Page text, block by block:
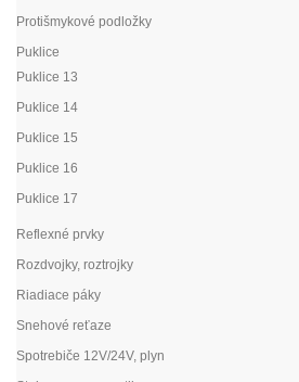
Protišmykové podložky
Puklice
Puklice 13
Puklice 14
Puklice 15
Puklice 16
Puklice 17
Reflexné prvky
Rozdvojky, roztrojky
Riadiace páky
Snehové reťaze
Spotrebiče 12V/24V, plyn